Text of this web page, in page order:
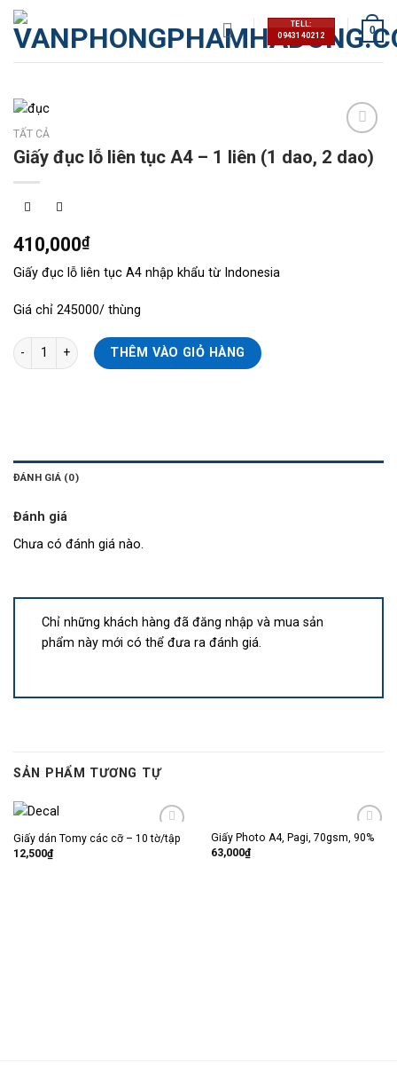
Skip
content
TELL:
0943140212
0
Thêm
vào
TẤT CẢ
Giấy đục lỗ liên tục A4 – 1 liên (1 dao, 2 dao)
410,000₫
Giấy đục lỗ liên tục A4 nhập khẩu từ Indonesia
Giá chỉ 245000/ thùng
Giấy đục lỗ liên tục A4 - 1 liên (1 dao, 2 dao) số lượng
THÊM VÀO GIỎ HÀNG
ĐÁNH GIÁ (0)
Đánh giá
Chưa có đánh giá nào.
Chỉ những khách hàng đã đăng nhập và mua sản
phẩm này mới có thể đưa ra đánh giá.
SẢN PHẨM TƯƠNG TỰ
Thêm
Giấy dán Tomy các cỡ – 10 tờ/tập
12,500₫
Thêm
Giấy Photo A4, Pagi, 70gsm, 90%
63,000₫